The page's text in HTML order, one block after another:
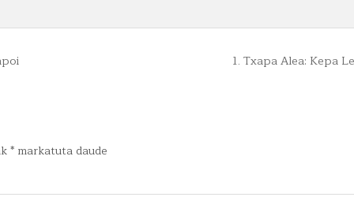
1. Txapa Alea: Kepa
* markatuta daude